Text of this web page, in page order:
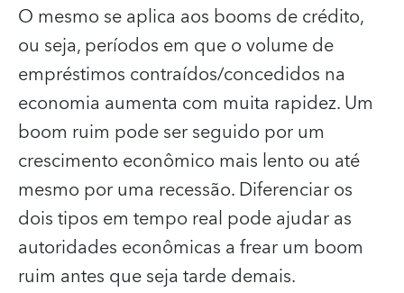
O mesmo se aplica aos booms de crédito,
ou seja, períodos em que o volume de
empréstimos contraídos/concedidos na
economia aumenta com muita rapidez. Um
boom ruim pode ser seguido por um
crescimento econômico mais lento ou até
mesmo por uma recessão. Diferenciar os
dois tipos em tempo real pode ajudar as
autoridades econômicas a frear um boom
ruim antes que seja tarde demais.